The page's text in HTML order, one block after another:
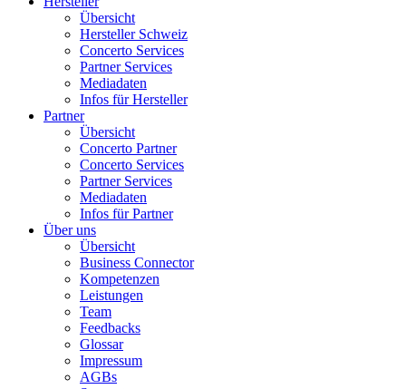
Übersicht
Hersteller Schweiz
Concerto Services
Partner Services
Mediadaten
Infos für Hersteller
Partner
Übersicht
Concerto Partner
Concerto Services
Partner Services
Mediadaten
Infos für Partner
Über uns
Übersicht
Business Connector
Kompetenzen
Leistungen
Team
Feedbacks
Glossar
Impressum
AGBs